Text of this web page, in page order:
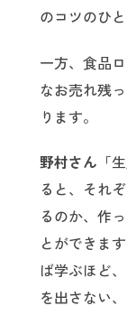
のコツのひ
一方、食品
なお売れ残
ります。
野村さん 「
ると、それ
るのか、作
とができま
ば学ぶほど
を出さない